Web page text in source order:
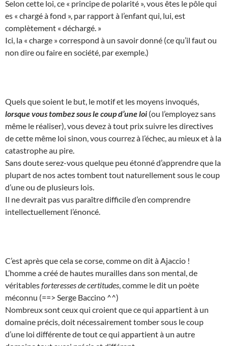
Selon cette loi, ce « principe de polarité », vous êtes le pôle qui
es « chargé à fond », par rapport à l’enfant qui, lui, est
complètement « déchargé. »
Ici, la « charge » correspond à un savoir donné (ce qu’il faut ou
non dire ou faire en société, par exemple.)
Quels que soient le but, le motif et les moyens invoqués,
lorsque vous tombez sous le coup d’une loi (ou l’employez sans
même le réaliser), vous devez à tout prix suivre les directives
de cette même loi sinon, vous courrez à l’échec, au mieux et à la
catastrophe au pire.
Sans doute serez-vous quelque peu étonné d’apprendre que la
plupart de nos actes tombent tout naturellement sous le coup
d’une ou de plusieurs lois.
Il ne devrait pas vus paraître difficile d’en comprendre
intellectuellement l’énoncé.
C’est après que cela se corse, comme on dit à Ajaccio !
L’homme a créé de hautes murailles dans son mental, de
véritablesforteresses de certitudes , comme le dit un poète
méconnu (==> Serge Baccino ^^)
Nombreux sont ceux qui croient que ce qui appartient à un
domaine précis, doit nécessairement tomber sous le coup
d’une loi différente de tout ce qui appartient à un autre